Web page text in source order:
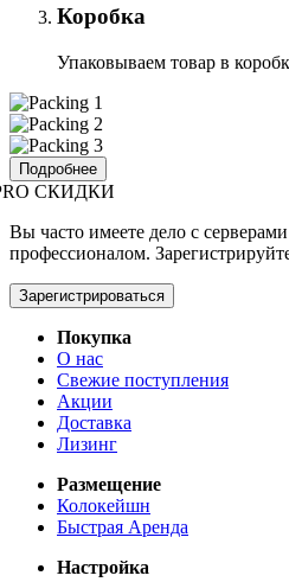
Коробка
Упаковываем товар в
Подробнее
СКИДКИ
Вы часто имеете дело с
профессионалом.
Зарегистрироваться
Покупка
О нас
Свежие поступления
Акции
Доставка
Лизинг
Размещение
Колокейшн
Быстрая Аренда
Настройка